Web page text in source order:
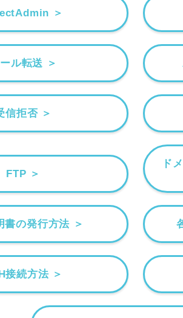
＞
ル転送 ＞
信拒否 ＞
FTP ＞
ド
書の発行方法 ＞
接続方法 ＞